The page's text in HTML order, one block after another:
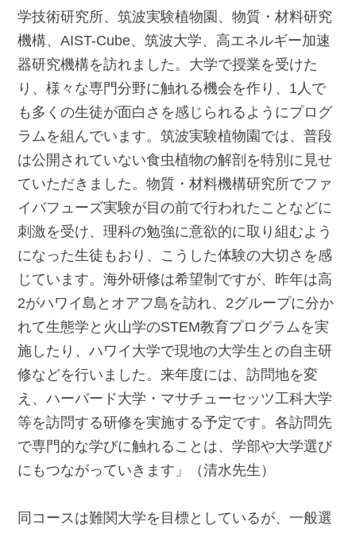
学技術研究所、筑波実験植物園、物質・材料研究
機構、AIST-Cube、筑波大学、高エネルギー加速
器研究機構を訪れました。大学で授業を受けた
り、様々な専門分野に触れる機会を作り、1人で
も多くの生徒が面白さを感じられるようにプログ
ラムを組んでいます。筑波実験植物園では、普段
は公開されていない食虫植物の解剖を特別に見せ
ていただきました。物質・材料機構研究所でファ
イバフューズ実験が目の前で行われたことなどに
刺激を受け、理科の勉強に意欲的に取り組むよう
になった生徒もおり、こうした体験の大切さを感
じています。海外研修は希望制ですが、昨年は高
2がハワイ島とオアフ島を訪れ、2グループに分か
れて生態学と火山学のSTEM教育プログラムを実
施したり、ハワイ大学で現地の大学生との自主研
修などを行いました。来年度には、訪問地を変
え、ハーバード大学・マサチューセッツ工科大学
等を訪問する研修を実施する予定です。各訪問先
で専門的な学びに触れることは、学部や大学選び
にもつながっていきます」（清水先生）
同コースは難関大学を目標としているが、一般選